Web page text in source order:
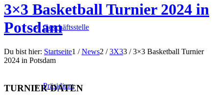
Geschäftsstelle
Präsidium
3×3 Basketball Turnier 2024 in
Potsdam
Du bist hier: Startseite1 / News2 / 3X33 / 3×3 Basketball Turnier
2024 in Potsdam
TURNIER-DATEN